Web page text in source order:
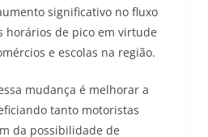
significativo no fluxo
horários de pico em virtude
e escolas na região.
mudança é melhorar a
tanto motoristas
da possibilidade de